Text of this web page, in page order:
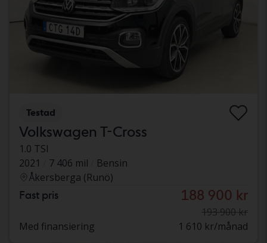
Testad
Volkswagen T-Cross
1.0 TSI
2021
7 406 mil
Bensin
Åkersberga (Runö)
Fast pris 188 900 kr
193 900 kr
Med finansiering
1 610 kr/månad